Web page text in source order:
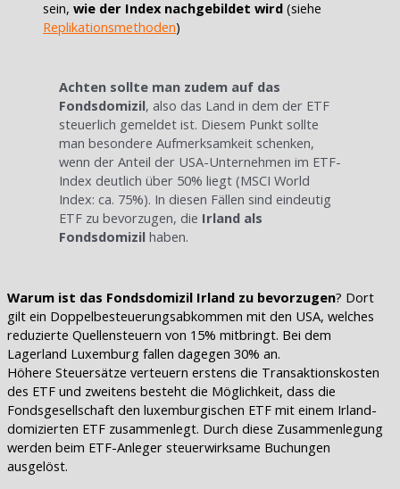
sein, wie der Index nachgebildet wird (siehe
Replikationsmethoden)
Achten sollte man zudem auf das
Fondsdomizil, also das Land in dem der ETF
steuerlich gemeldet ist. Diesem Punkt sollte
man besondere Aufmerksamkeit schenken,
wenn der Anteil der USA-Unternehmen im ETF-
Index deutlich über 50% liegt (MSCI World
Index: ca. 75%). In diesen Fällen sind eindeutig
ETF zu bevorzugen, die Irland als
Fondsdomizilhaben.
Warum ist das Fondsdomizil Irland zu bevorzugen? Dort
gilt ein Doppelbesteuerungsabkommen mit den USA, welches
reduzierte Quellensteuern von 15% mitbringt. Bei dem
Lagerland Luxemburg fallen dagegen 30% an.
Höhere Steuersätze verteuern erstens die Transaktionskosten
des ETF und zweitens besteht die Möglichkeit, dass die
Fondsgesellschaft den luxemburgischen ETF mit einem Irland-
domizierten ETF zusammenlegt. Durch diese Zusammenlegung
werden beim ETF-Anleger steuerwirksame Buchungen
ausgelöst.